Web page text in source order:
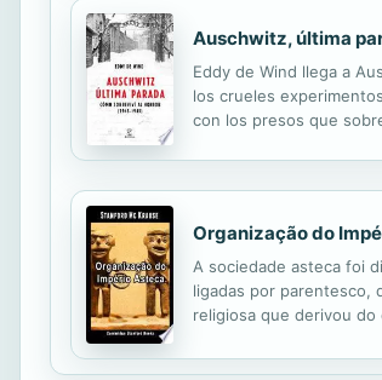
Auschwitz, última
Eddy de Wind llega a
los crueles
con los presos que
Organização do
A sociedade asteca foi
ligadas por parentesco,
religiosa que derivou